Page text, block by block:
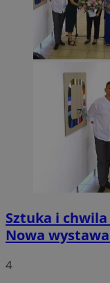
Sztuka i
Nowa
4